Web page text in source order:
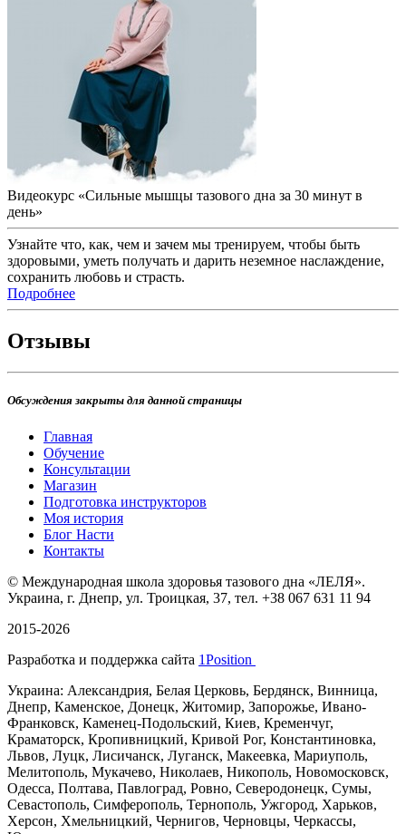
Видеокурс «Сильные мышцы тазового дна за 30 минут в
день»
Узнайте что, как, чем и зачем мы тренируем, чтобы быть
здоровыми, уметь получать и дарить неземное наслаждение,
сохранить любовь и страсть.
Подробнее
Отзывы
Обсуждения закрыты для данной страницы
Главная
Обучение
Консультации
Магазин
Подготовка инструкторов
Моя история
Блог Насти
Контакты
© Международная школа здоровья тазового дна «ЛЕЛЯ».
Украина, г. Днепр, ул. Троицкая, 37, тел. +38 067 631 11 94
2015-2026
Разработка и поддержка сайта 1Position
Украина: Александрия, Белая Церковь, Бердянск, Винница,
Днепр, Каменское, Донецк, Житомир, Запорожье, Ивано-
Франковск, Каменец-Подольский, Киев, Кременчуг,
Краматорск, Кропивницкий, Кривой Рог, Константиновка,
Львов, Луцк, Лисичанск, Луганск, Макеевка, Мариуполь,
Мелитополь, Мукачево, Николаев, Никополь, Новомосковск,
Одесса, Полтава, Павлоград, Ровно, Северодонецк, Сумы,
Севастополь, Симферополь, Тернополь, Ужгород, Харьков,
Херсон, Хмельницкий, Чернигов, Черновцы, Черкассы,